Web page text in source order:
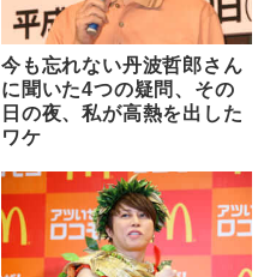
今も忘れない丹波哲郎さん
に聞いた4つの疑問、その
日の夜、私が高熱を出した
ワケ